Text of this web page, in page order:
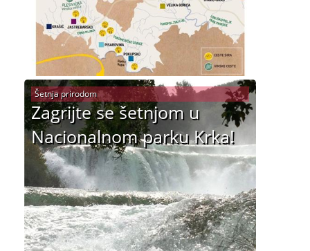
Zagrijte se šetnjom u
Nacionalnom parku Krka!
Šetnja prirodom